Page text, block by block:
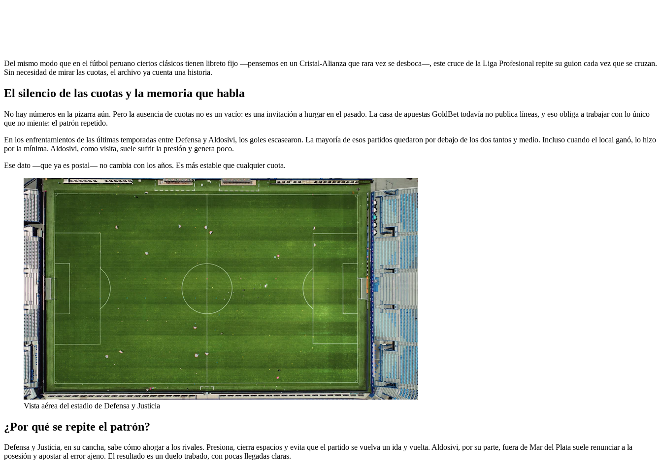
Del mismo modo que en el fútbol peruano ciertos clásicos tienen libreto fijo —pensemos en un Cristal-Alianza que rara vez se desboca—, este cruce de la Liga Profesional repite su guion cada vez que se cruzan.
Sin necesidad de mirar las cuotas, el archivo ya cuenta una historia.
El silencio de las cuotas y la memoria que habla
No hay números en la pizarra aún. Pero la ausencia de cuotas no es un vacío: es una invitación a hurgar en el pasado. La casa de apuestas GoldBet todavía no publica líneas, y eso obliga a trabajar con lo único
que no miente: el patrón repetido.
En los enfrentamientos de las últimas temporadas entre Defensa y Aldosivi, los goles escasearon. La mayoría de esos partidos quedaron por debajo de los dos tantos y medio. Incluso cuando el local ganó, lo hizo
por la mínima. Aldosivi, como visita, suele sufrir la presión y genera poco.
Ese dato —que ya es postal— no cambia con los años. Es más estable que cualquier cuota.
Vista aérea del estadio de Defensa y Justicia
¿Por qué se repite el patrón?
Defensa y Justicia, en su cancha, sabe cómo ahogar a los rivales. Presiona, cierra espacios y evita que el partido se vuelva un ida y vuelta. Aldosivi, por su parte, fuera de Mar del Plata suele renunciar a la
posesión y apostar al error ajeno. El resultado es un duelo trabado, con pocas llegadas claras.